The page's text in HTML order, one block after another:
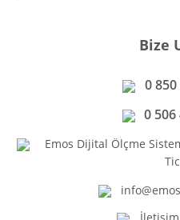
Bize
0
0 506
Emos Dijital Ölçme